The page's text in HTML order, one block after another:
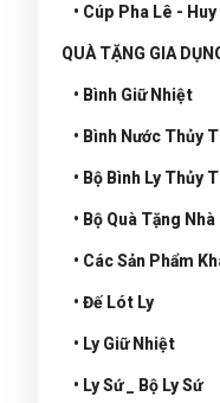
• Cúp Pha Lê -
QUÀ TẶNG GIA
• Bình Giữ Nhiệt
• Bình Nước Thủy
• Bộ Bình Ly Thủy
• Bộ Quà Tặng Nhà
• Các Sản Phẩm
• Đế Lót Ly
• Ly Giữ Nhiệt
• Ly Sứ _ Bộ Ly Sứ